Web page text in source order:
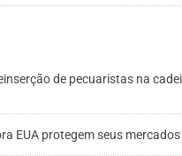
de pecuaristas na
EUA protegem seus